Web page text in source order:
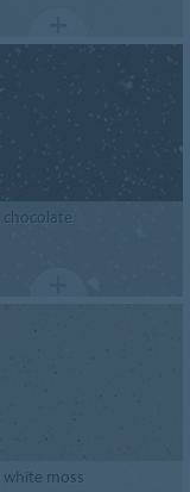
chocolate
white moss